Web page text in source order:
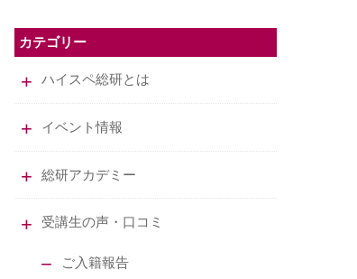
カテゴリー
ハイスペ総研とは
イベント情報
総研アカデミー
受講生の声・口コミ
ご入籍報告